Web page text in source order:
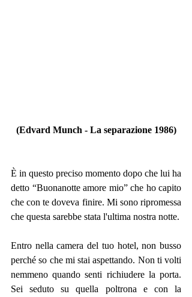
(Edvard Munch - La separazione 1986)
È in questo preciso momento dopo che lui ha
detto “Buonanotte amore mio” che ho capito
che con te doveva finire. Mi sono ripromessa
che questa sarebbe stata l'ultima nostra notte.
Entro nella camera del tuo hotel, non busso
perché so che mi stai aspettando. Non ti volti
nemmeno quando senti richiudere la porta.
Sei seduto su quella poltrona e con la